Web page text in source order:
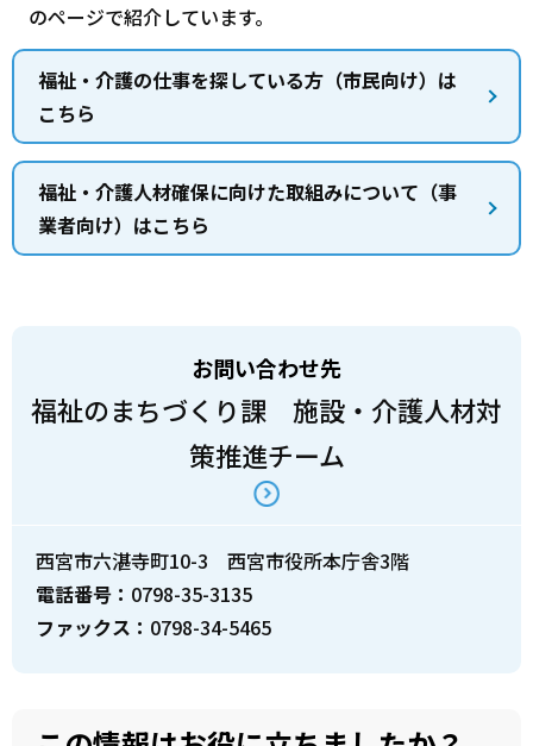
のページで紹介しています。
福祉・介護の仕事を探している方（市民向け）は
こちら
福祉・介護人材確保に向けた取組みについて（事
業者向け）はこちら
お問い合わせ先
福祉のまちづくり課 施設・介護人材対
策推進チーム
西宮市六湛寺町10-3 西宮市役所本庁舎3階
電話番号： 0798-35-3135
ファックス： 0798-34-5465